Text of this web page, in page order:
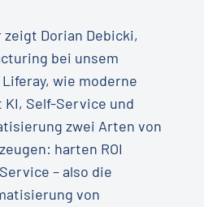
Dorian Debicki,
bei unsem
wie moderne
Self-Service und
zwei Arten von
harten ROI
– also die
von